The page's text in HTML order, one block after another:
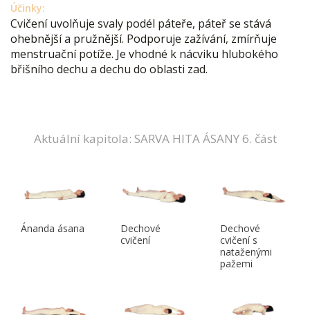
Účinky:
Cvičení uvolňuje svaly podél páteře, páteř se stává
ohebnější a pružnější. Podporuje zažívání, zmírňuje
menstruační potíže. Je vhodné k nácviku hlubokého
břišního dechu a dechu do oblasti zad.
Aktuální kapitola: SARVA HITA ÁSANY 6. část
Ánanda ásana
Dechové
cvičení
Dechové
cvičení s
nataženými
pažemi